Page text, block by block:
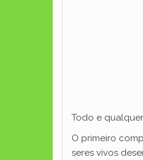
Todo e
O primeiro
seres vivos